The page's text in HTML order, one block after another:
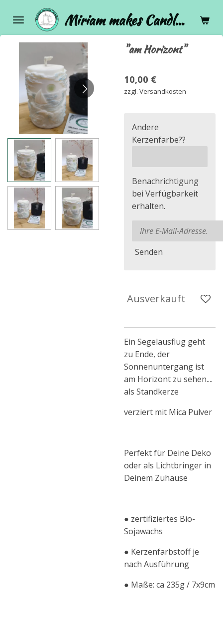
Hauptinhalt
springen
Miriam makes Candles ♡
"am Horizont"
10,00 €
zzgl. Versandkosten
Andere
Kerzenfarbe??
Benachrichtigung
bei Verfügbarkeit
erhalten.
Senden
Ausverkauft
Ein Segelausflug geht
zu Ende, der
Sonnenuntergang ist
am Horizont zu sehen....
als Standkerze
verziert mit Mica Pulver
Perfekt für Deine Deko
oder als Lichtbringer in
Deinem Zuhause
● zertifiziertes Bio-
Sojawachs
● Kerzenfarbstoff je
nach Ausführung
● Maße: ca 235g / 7x9cm